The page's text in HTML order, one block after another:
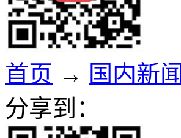
首页 → 国内新闻
分享到：